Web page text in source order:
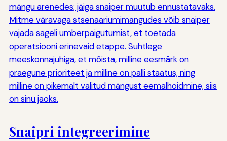
mängu arenedes; jäiga snaiper muutub ennustatavaks.
Mitme väravaga stsenaariumimängudes võib snaiper
vajada sageli ümberpaigutumist, et toetada
operatsiooni erinevaid etappe. Suhtlege
meeskonnajuhiga, et mõista, milline eesmärk on
praegune prioriteet ja milline on palli staatus, ning
milline on pikemalt valitud mängust eemalhoidmine, siis
on sinu jaoks.
Snaipri integreerimine